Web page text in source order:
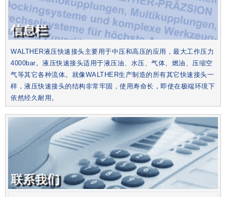
WALTHER液压快速接头主要用于中压和高压的应用，最大工作压力
4000bar。液压快速接头适用于液压油、水压、气体、燃油、压缩空
气等其它各种流体。就像WALTHER生产制造的所有其它快速接头一
样，液压快速接头的结构非常牢固，使用寿命长，即使在极端环境下
依然经久耐用。